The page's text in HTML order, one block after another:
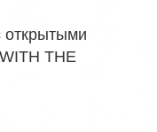
открытыми
THE